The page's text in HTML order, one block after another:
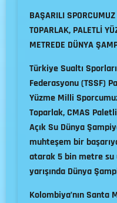
BAŞARILI
TOPARLAK, PALETLİ
METREDE DÜNYA
Türkiye Sualtı Sporları
Federasyonu (TSSF)
Yüzme Milli
Toparlak, CMAS
Açık Su Dünya
muhteşem bir
atarak 5 bin metre su
yarışında Dünya
Kolombiya’nın Santa